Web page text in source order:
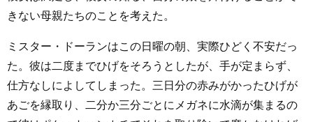
きない母親たちのことを考えた。
ミスター・ドーランはこの日曜の朝、実際ひどく不安だっ
た。彼は二度までひげをそろうとしたが、手が定まらず、
仕方なしによしてしまった。三日分の赤みがかったひげが
あごを縁取り、二分か三分ごとにメガネに水滴が集まるの